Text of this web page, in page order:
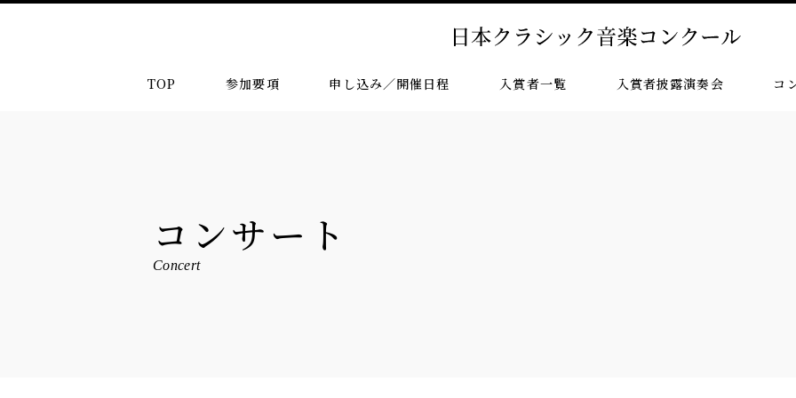
TOP 参加要項 申し込み／開催日程 入賞者一覧 入賞者披露演奏会 コ
コンサート
Concert